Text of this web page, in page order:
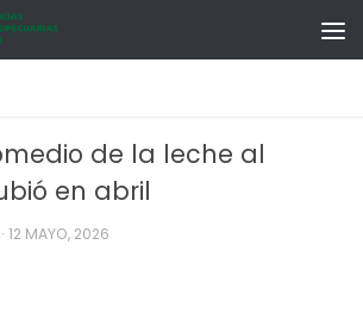
de la leche al
en abril
· 12 MAYO, 2026